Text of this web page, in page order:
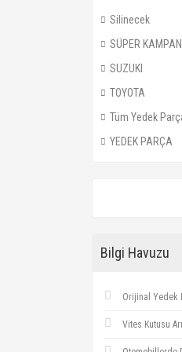
Silinecek
SÜPER
SUZUKI
TOYOTA
Tüm Yedek
YEDEK PARÇA
Bilgi Havuzu
Orijinal Yedek
Vites Kutusu